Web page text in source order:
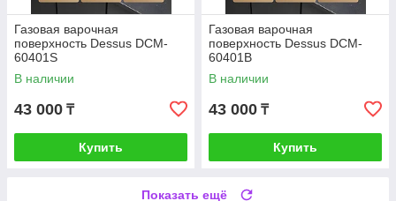
Газовая варочная
поверхность Dessus DCM-
60401S
В наличии
43 000 ₸
Купить
Газовая варочная
поверхность Dessus DCM-
60401B
В наличии
43 000 ₸
Купить
Показать ещё